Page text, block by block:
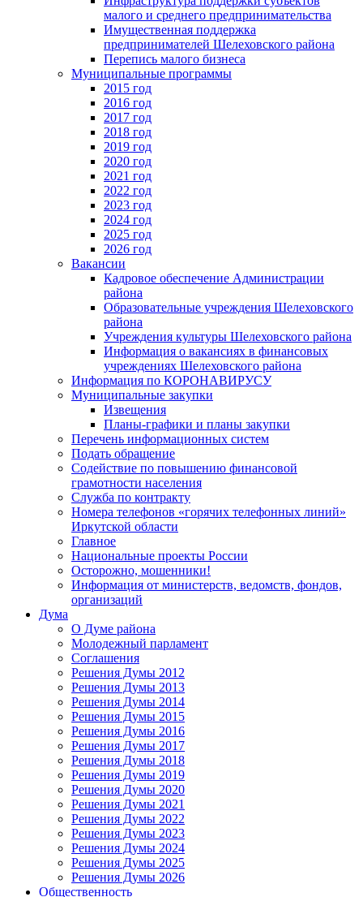
малого и среднего предпринимательства
Имущественная поддержка
предпринимателей Шелеховского района
Перепись малого бизнеса
Муниципальные программы
2015 год
2016 год
2017 год
2018 год
2019 год
2020 год
2021 год
2022 год
2023 год
2024 год
2025 год
2026 год
Вакансии
Кадровое обеспечение Администрации
района
Образовательные учреждения Шелеховского
района
Учреждения культуры Шелеховского района
Информация о вакансиях в финансовых
учреждениях Шелеховского района
Информация по КОРОНАВИРУСУ
Муниципальные закупки
Извещения
Планы-графики и планы закупки
Перечень информационных систем
Подать обращение
Содействие по повышению финансовой
грамотности населения
Служба по контракту
Номера телефонов «горячих телефонных линий»
Иркутской области
Главное
Национальные проекты России
Осторожно, мошенники!
Информация от министерств, ведомств, фондов,
организаций
Дума
О Думе района
Молодежный парламент
Соглашения
Решения Думы 2012
Решения Думы 2013
Решения Думы 2014
Решения Думы 2015
Решения Думы 2016
Решения Думы 2017
Решения Думы 2018
Решения Думы 2019
Решения Думы 2020
Решения Думы 2021
Решения Думы 2022
Решения Думы 2023
Решения Думы 2024
Решения Думы 2025
Решения Думы 2026
Общественность